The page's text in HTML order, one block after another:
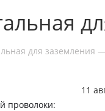
для заземления
11
проволоки: